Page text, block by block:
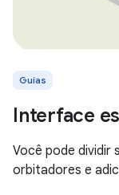
Guias
Interface
Você pode dividir
orbitadores e